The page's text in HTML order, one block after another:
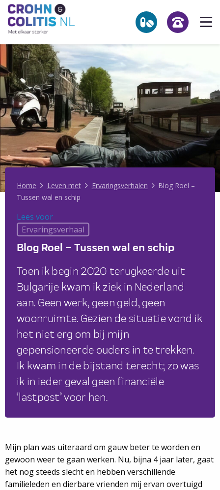
homepage
Zoekpagina
NL
Over Crohn en colitis (IBD)
Leven met
Activiteiten & Contact
Help mee
Over ons
Voor professionals
Home Leven met Ervaringsverhalen
Blog Roel –
Tussen wal en schip
Lees voorLees voor
Ervaringsverhaal
Blog Roel – Tussen wal en schip
Toen ik begin 2020 terugkeerde uit
Bulgarije kwam ik ziek in Nederland
aan. Geen werk, geen geld, geen
woonruimte. Gezien de situatie vond ik
het niet erg om bij mijn
gepensioneerde ouders in te trekken.
Ik kwam in de bijstand terecht; zo was
ik in ieder geval geen financiële
‘lastpost’ voor hen.
Mijn plan was uiteraard om gauw beter te worden en
gewoon weer te gaan werken. Nu, bijna 4 jaar later, gaat
het nog steeds slecht en hebben verschillende
familieleden en dierbare vrienden mij ervan overtuigd